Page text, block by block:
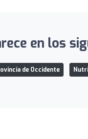
en los
de Occidente